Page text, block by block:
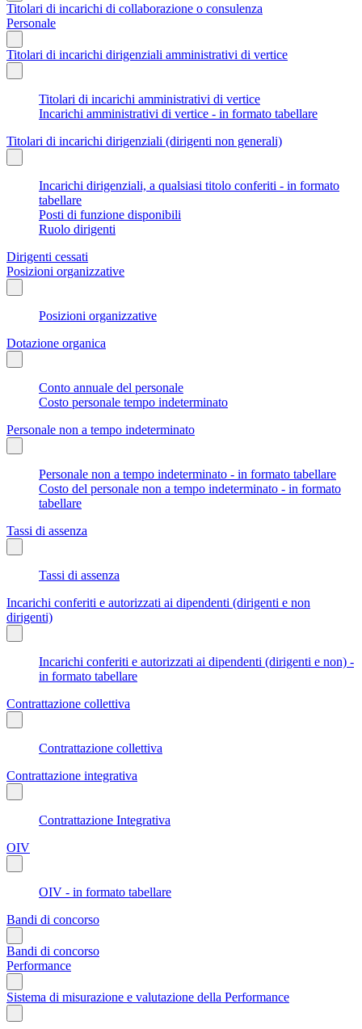
Titolari di incarichi di collaborazione o consulenza
Personale
Titolari di incarichi dirigenziali amministrativi di vertice
Titolari di incarichi amministrativi di vertice
Incarichi amministrativi di vertice - in formato tabellare
Titolari di incarichi dirigenziali (dirigenti non generali)
Incarichi dirigenziali, a qualsiasi titolo conferiti - in formato
tabellare
Posti di funzione disponibili
Ruolo dirigenti
Dirigenti cessati
Posizioni organizzative
Posizioni organizzative
Dotazione organica
Conto annuale del personale
Costo personale tempo indeterminato
Personale non a tempo indeterminato
Personale non a tempo indeterminato - in formato tabellare
Costo del personale non a tempo indeterminato - in formato
tabellare
Tassi di assenza
Tassi di assenza
Incarichi conferiti e autorizzati ai dipendenti (dirigenti e non
dirigenti)
Incarichi conferiti e autorizzati ai dipendenti (dirigenti e non) -
in formato tabellare
Contrattazione collettiva
Contrattazione collettiva
Contrattazione integrativa
Contrattazione Integrativa
OIV
OIV - in formato tabellare
Bandi di concorso
Bandi di concorso
Performance
Sistema di misurazione e valutazione della Performance